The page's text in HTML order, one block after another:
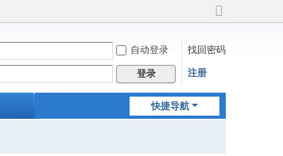
切
到
自动登录 找回密码
登录 注册
快捷导航